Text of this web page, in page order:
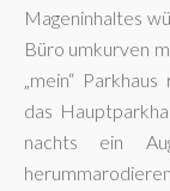
Mageninhaltes
Büro umkurven
„mein“
das
nachts ein